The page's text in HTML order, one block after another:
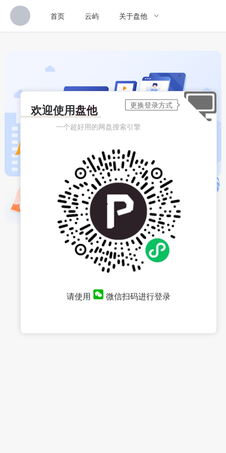
首页 云屿 关于盘他
欢迎使用盘他
一个超好用的网盘搜索引擎
请使用 微信扫码进行登录